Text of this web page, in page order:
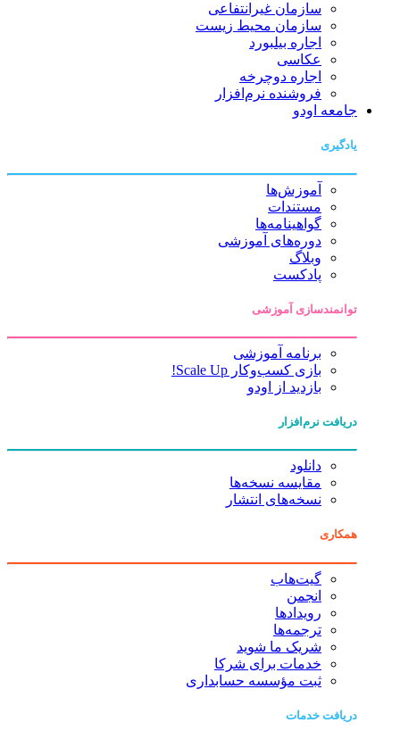
سازمان غیرانتفاعی
سازمان محیط زیست
اجاره بیلبورد
عکاسی
اجاره دوچرخه
فروشنده نرم‌افزار
جامعه اودو
یادگیری
آموزش‌ها
مستندات
گواهینامه‌ها
دوره‌های آموزشی
وبلاگ
پادکست
توانمندسازی آموزشی
برنامه آموزشی
بازی کسب‌وکار Scale Up!
بازدید از اودو
دریافت نرم‌افزار
دانلود
مقایسه نسخه‌ها
نسخه‌های انتشار
همکاری
گیت‌هاب
انجمن
رویدادها
ترجمه‌ها
شریک ما شوید
خدمات برای شرکا
ثبت مؤسسه حسابداری
دریافت خدمات